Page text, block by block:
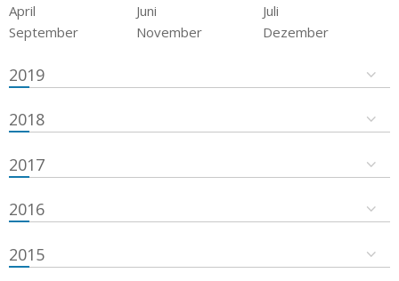
April
Juni
Juli
September
November Dezember
2019
2018
2017
2016
2015